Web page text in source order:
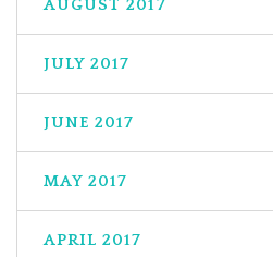
AUGUST 2017
JULY 2017
JUNE 2017
MAY 2017
APRIL 2017